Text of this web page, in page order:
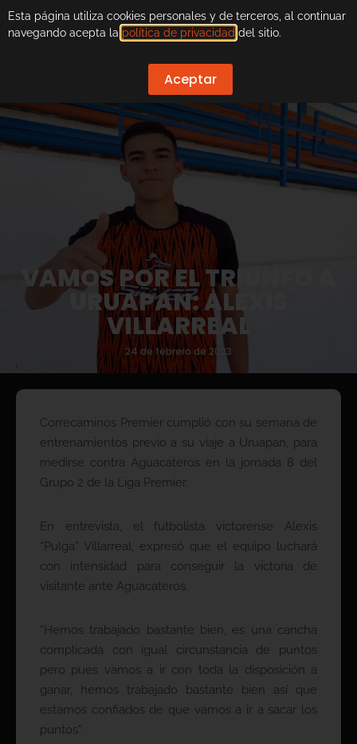
VAMOS POR EL TRIUNFO A
URUAPAN: ALEXIS
VILLARREAL
24 de febrero de 2023
Correcaminos Premier cumplió con su semana de
entrenamientos previo a su viaje a Uruapan, para
medirse contra Aguacateros en la jornada 8 del
Grupo 2 de la Liga Premier.
En entrevista, el futbolista victorense Alexis
“Pulga” Villarreal, expresó que el equipo luchará
con intensidad para conseguir la victoria de
visitante ante Aguacateros.
“Hemos trabajado bastante bien, es una cancha
complicada con igual circunstancia de puntos
pero pues vamos a ir con toda la disposición a
ganar, hemos trabajado bastante bien así que
estamos confiados de que vamos a ir a sacar los
puntos”.
Esta página utiliza cookies personales y de terceros, al continuar
navegando acepta la política de privacidad del sitio.
Aceptar